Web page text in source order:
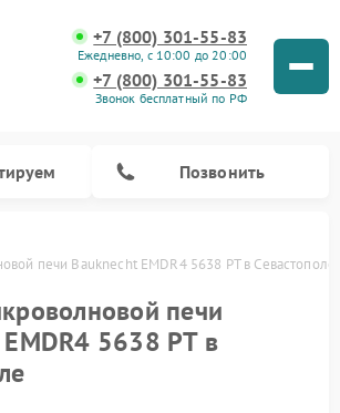
+7 (800) 301-55-83
Ежедневно, с 10:00 до 20:00
+7 (800) 301-55-83
Звонок бесплатный по РФ
Позвонить
печи Bauknecht EMDR4 5638 PT в Севастополе
печи
5638 PT в